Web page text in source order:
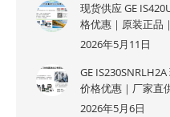
现货供应 GE
格优惠｜原装正品
2026年5月11日
GE
价格优惠｜厂家直
2026年5月6日